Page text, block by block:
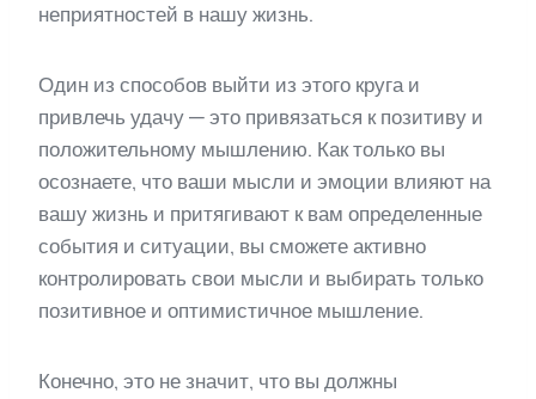
неприятностей в нашу жизнь.
Один из способов выйти из этого круга и
привлечь удачу — это привязаться к позитиву и
положительному мышлению. Как только вы
осознаете, что ваши мысли и эмоции влияют на
вашу жизнь и притягивают к вам определенные
события и ситуации, вы сможете активно
контролировать свои мысли и выбирать только
позитивное и оптимистичное мышление.
Конечно, это не значит, что вы должны